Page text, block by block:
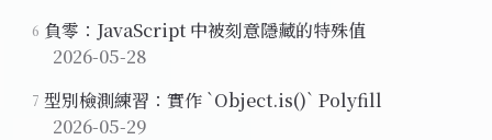
6 負零：JavaScript 中被刻意隱藏的特殊值
2026-05-28
7 型別檢測練習：實作 `Object.is()` Polyfill
2026-05-29